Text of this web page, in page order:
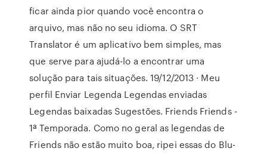
ficar ainda pior quando você encontra o
arquivo, mas não no seu idioma. O SRT
Translator é um aplicativo bem simples, mas
que serve para ajudá-lo a encontrar uma
solução para tais situações. 19/12/2013 · Meu
perfil Enviar Legenda Legendas enviadas
Legendas baixadas Sugestões. Friends Friends -
1ª Temporada. Como no geral as legendas de
Friends não estão muito boa, ripei essas do Blu-